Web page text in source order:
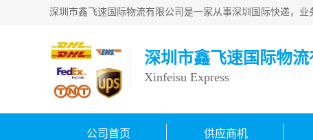
深圳市鑫飞速国际物流
Xinfeisu Express
公司首页 供应商机